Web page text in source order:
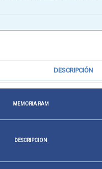
DESCRIPCIÓN
MEMORIA RAM
DESCRIPCION